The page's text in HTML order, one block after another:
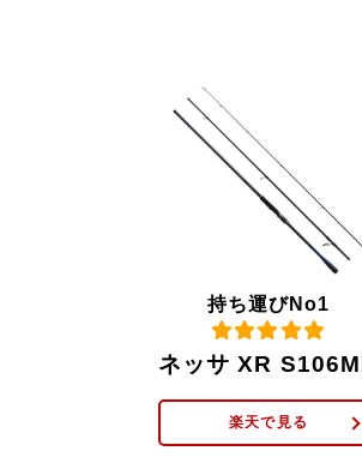
持ち運びNo1
ネッサ XR
楽天で見る